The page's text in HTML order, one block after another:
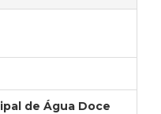
de Água Doce